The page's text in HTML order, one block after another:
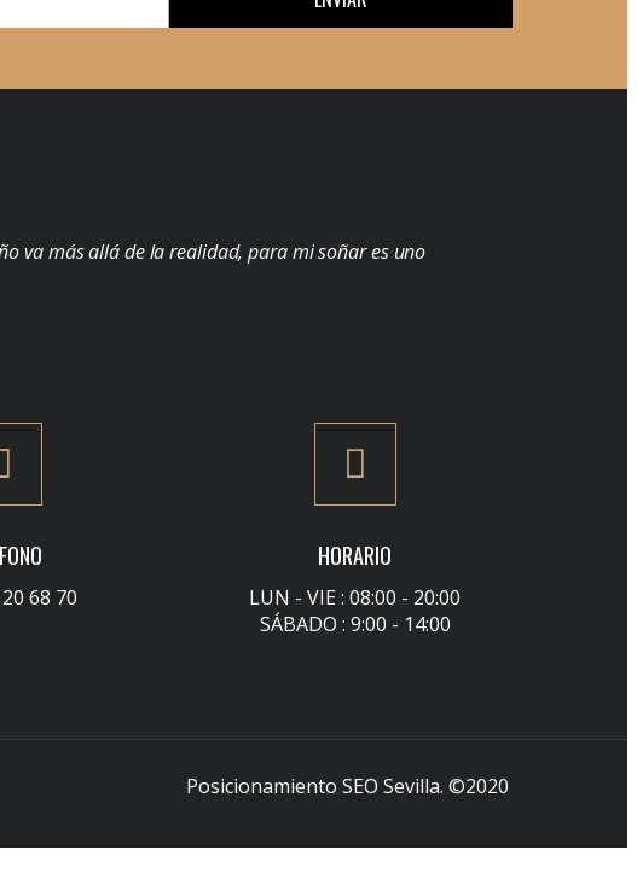
va más allá de la realidad, para mi soñar es uno
68 70
HORARIO
LUN - VIE : 08:00 - 20:00
SÁBADO : 9:00 - 14:00
Posicionamiento SEO Sevilla. ©2020